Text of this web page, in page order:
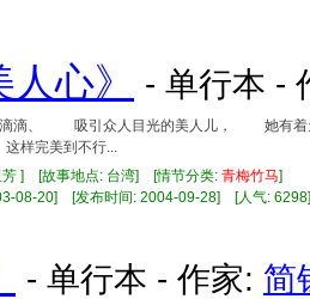
心》 - 单行本 -
滴、 吸引众人目光的美人儿， 她有着
完美到不行...
芳 ] [故事地点: 台湾] [情节分类: 青梅竹马]
08-20] [发布时间: 2004-09-28] [人气:
- 单行本 - 作家: 简